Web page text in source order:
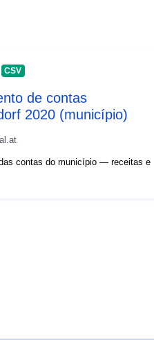
CSV
de contas
2020 (município)
contas do município — receitas e